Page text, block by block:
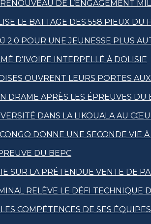
DE L’ENGAGEMENT
LE BATTAGE DES 558 PIEUX DU
2.0 POUR UNE JEUNESSE PLUS
D’IVOIRE INTERPELLÉ À DOLISIE
OUVRENT LEURS PORTES
DRAME APRÈS LES ÉPREUVES DU
DANS LA LIKOUALA AU
DONNE UNE SECONDE VIE
DU BEPC
SUR LA PRÉTENDUE VENTE DE
RELÈVE LE DÉFI TECHNIQUE
COMPÉTENCES DE SES